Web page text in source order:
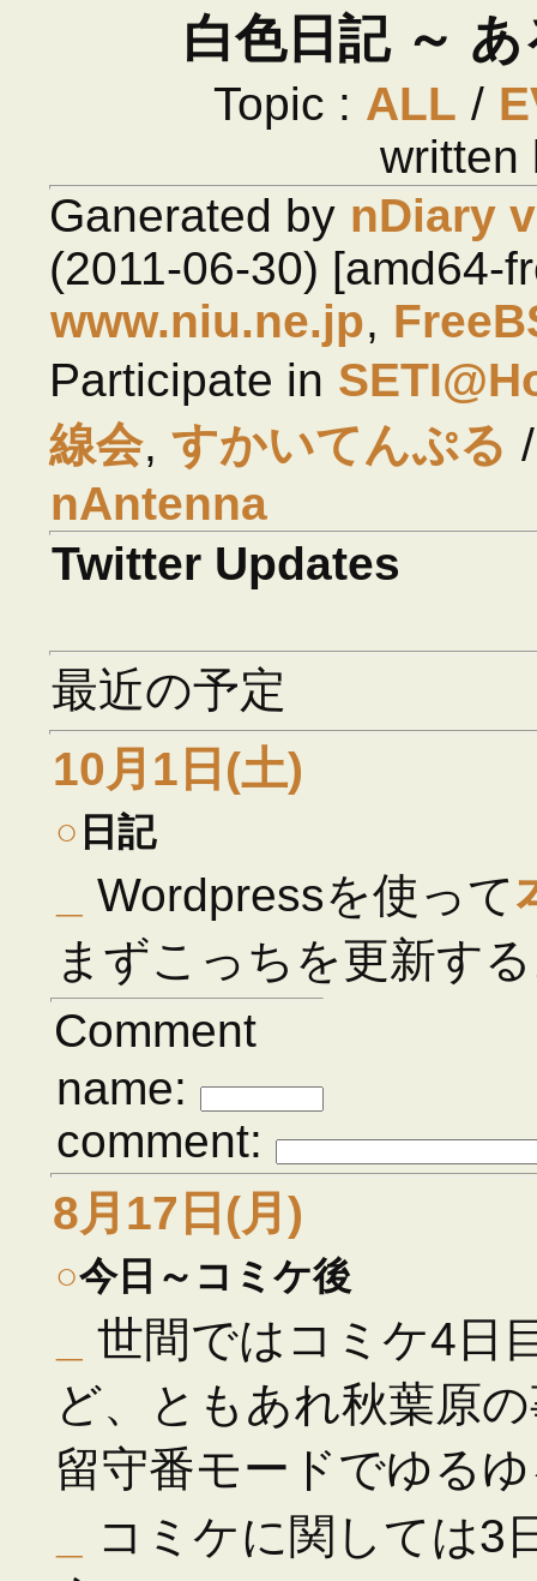
白色日記 ～
Topic : ALL /
Ganerated by nDiary
(2011-06-30) [amd64-
www.niu.ne.jp,
Participate in
線会, すかいてんぷる
nAntenna
Twitter Updates
最近の予定
10月1日(土)
○ 日記
Wordpressを使って
まずこっちを更新す
Comment
name:
comment:
8月17日(月)
○今日～コミケ後
世間ではコミケ4日
ど、ともあれ秋葉原
留守番モードでゆる
コミケに関しては3